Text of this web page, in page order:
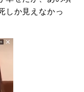
しか見えなかっ